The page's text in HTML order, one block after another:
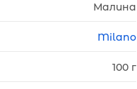
Малина
Milano
100 г